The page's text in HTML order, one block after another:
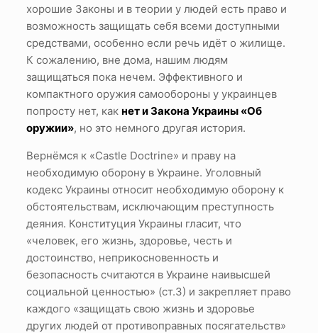
хорошие Законы и в теории у людей есть право и
возможность защищать себя всеми доступными
средствами, особенно если речь идёт о жилище.
К сожалению, вне дома, нашим людям
защищаться пока нечем. Эффективного и
компактного оружия самообороны у украинцев
попросту нет, как нет и Закона Украины «Об
оружии», но это немного другая история.
Вернёмся к «Castle Doctrine» и праву на
необходимую оборону в Украине. Уголовный
кодекс Украины относит необходимую оборону к
обстоятельствам, исключающим преступность
деяния. Конституция Украины гласит, что
«человек, его жизнь, здоровье, честь и
достоинство, неприкосновенность и
безопасность считаются в Украине наивысшей
социальной ценностью» (ст.3) и закрепляет право
каждого «защищать свою жизнь и здоровье
других людей от противоправных посягательств»